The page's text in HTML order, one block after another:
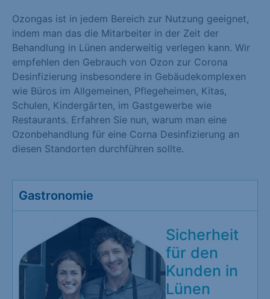
Ozongas ist in jedem Bereich zur Nutzung geeignet,
indem man das die Mitarbeiter in der Zeit der
Behandlung in Lünen anderweitig verlegen kann. Wir
empfehlen den Gebrauch von Ozon zur Corona
Desinfizierung insbesondere in Gebäudekomplexen
wie Büros im Allgemeinen, Pflegeheimen, Kitas,
Schulen, Kindergärten, im Gastgewerbe wie
Restaurants. Erfahren Sie nun, warum man eine
Ozonbehandlung für eine Corna Desinfizierung an
diesen Standorten durchführen sollte.
Gastronomie
Sicherheit
für den
Kunden in
Lünen